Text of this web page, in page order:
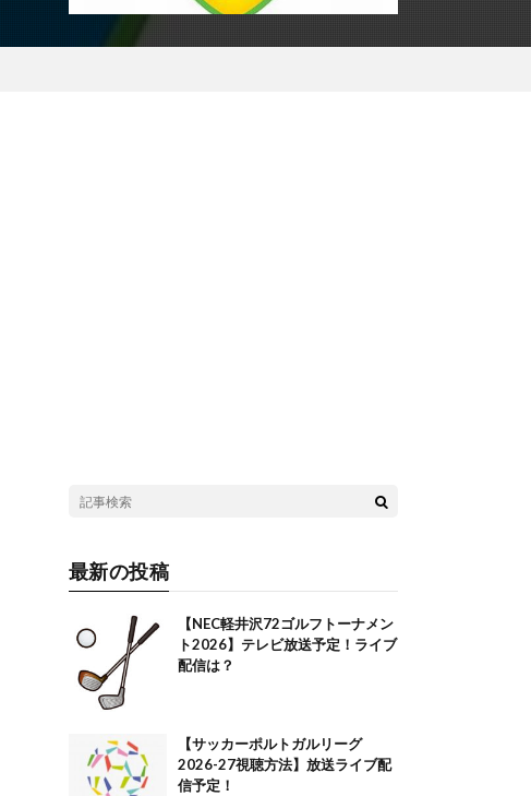
最新の投稿
【NEC軽井沢72ゴルフトーナメン
ト2026】テレビ放送予定！ライブ
配信は？
【サッカーポルトガルリーグ
2026-27視聴方法】放送ライブ配
信予定！